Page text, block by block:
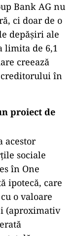
Bank AG nu
ci doar de o
depășiri ale
limita de 6,1
creează
în
proiect de
acestor
sociale
în One
ipotecă, care
o valoare
(aproximativ